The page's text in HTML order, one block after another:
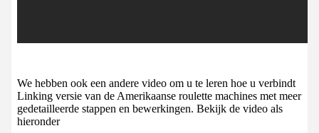
We hebben ook een andere video om u te leren hoe u verbindt
Linking versie van de Amerikaanse roulette machines met meer
gedetailleerde stappen en bewerkingen. Bekijk de video als
hieronder